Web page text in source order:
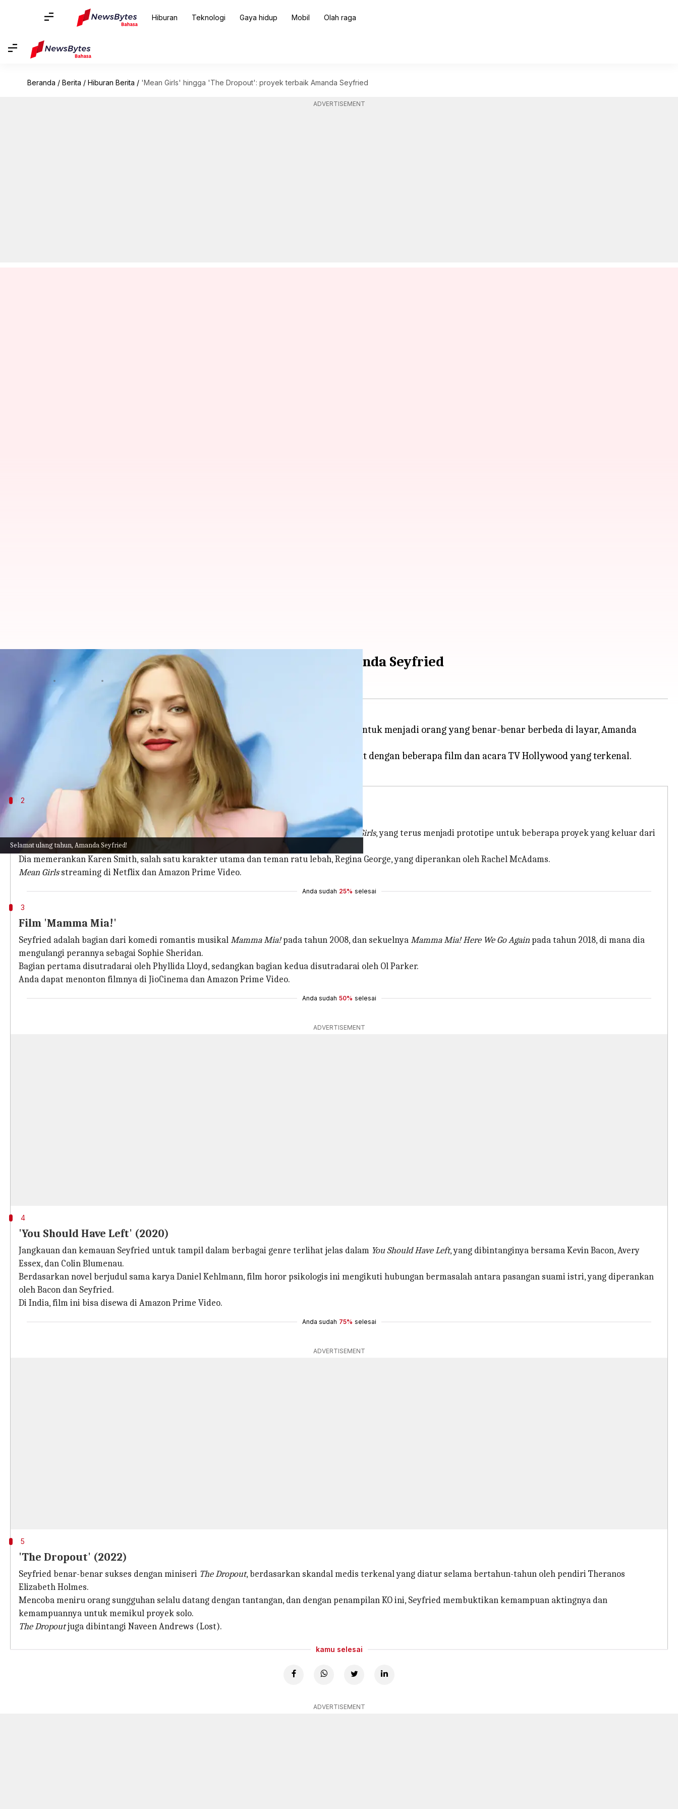
Hiburan Teknologi Gaya hidup Mobil Olah raga
Beranda / Berita / Hiburan Berita / 'Mean Girls' hingga 'The Dropout': proyek terbaik Amanda Seyfried
ADVERTISEMENT
Selamat ulang tahun, Amanda Seyfried!
'Mean Girls' hingga 'The Dropout': proyek terbaik Amanda Seyfried
10:30 am
Seorang pemain yang bisa berakting melalui matanya dan memodulasi suaranya untuk menjadi orang yang benar-benar berbeda di layar, Amanda
Seyfried adalah artis yang patut diwaspadai.
Dia terjun ke dunia akting pada usia 15 tahun dan, sejak itu, telah berkembang pesat dengan beberapa film dan acara TV Hollywood yang terkenal.
2
'Mean Girls' (2004)
Seyfried dengan percaya diri terjun ke Hollywood dengan film ikonik tahun 2004 Mean Girls, yang terus menjadi prototipe untuk beberapa proyek yang keluar dari
Amerika setiap tahunnya.
Dia memerankan Karen Smith, salah satu karakter utama dan teman ratu lebah, Regina George, yang diperankan oleh Rachel McAdams.
Mean Girlsstreaming di Netflix dan Amazon Prime Video.
Anda sudah 25% selesai
3
Film 'Mamma Mia!'
Seyfried adalah bagian dari komedi romantis musikalMamma Mia!pada tahun 2008, dan sekuelnyaMamma Mia! Here We Go Again pada tahun 2018, di mana dia
mengulangi perannya sebagai Sophie Sheridan.
Bagian pertama disutradarai oleh Phyllida Lloyd, sedangkan bagian kedua disutradarai oleh Ol Parker.
Anda dapat menonton filmnya di JioCinema dan Amazon Prime Video.
Anda sudah 50% selesai
ADVERTISEMENT
4
'You Should Have Left' (2020)
Jangkauan dan kemauan Seyfried untuk tampil dalam berbagai genre terlihat jelas dalam You Should Have Left, yang dibintanginya bersama Kevin Bacon, Avery
Essex, dan Colin Blumenau.
Berdasarkan novel berjudul sama karya Daniel Kehlmann, film horor psikologis ini mengikuti hubungan bermasalah antara pasangan suami istri, yang diperankan
oleh Bacon dan Seyfried.
Di India, film ini bisa disewa di Amazon Prime Video.
Anda sudah 75% selesai
ADVERTISEMENT
5
'The Dropout' (2022)
Seyfried benar-benar sukses dengan miniseri The Dropout, berdasarkan skandal medis terkenal yang diatur selama bertahun-tahun oleh pendiri Theranos
Elizabeth Holmes.
Mencoba meniru orang sungguhan selalu datang dengan tantangan, dan dengan penampilan KO ini, Seyfried membuktikan kemampuan aktingnya dan
kemampuannya untuk memikul proyek solo.
The Dropoutjuga dibintangi Naveen Andrews (Lost).
kamu selesai
ADVERTISEMENT